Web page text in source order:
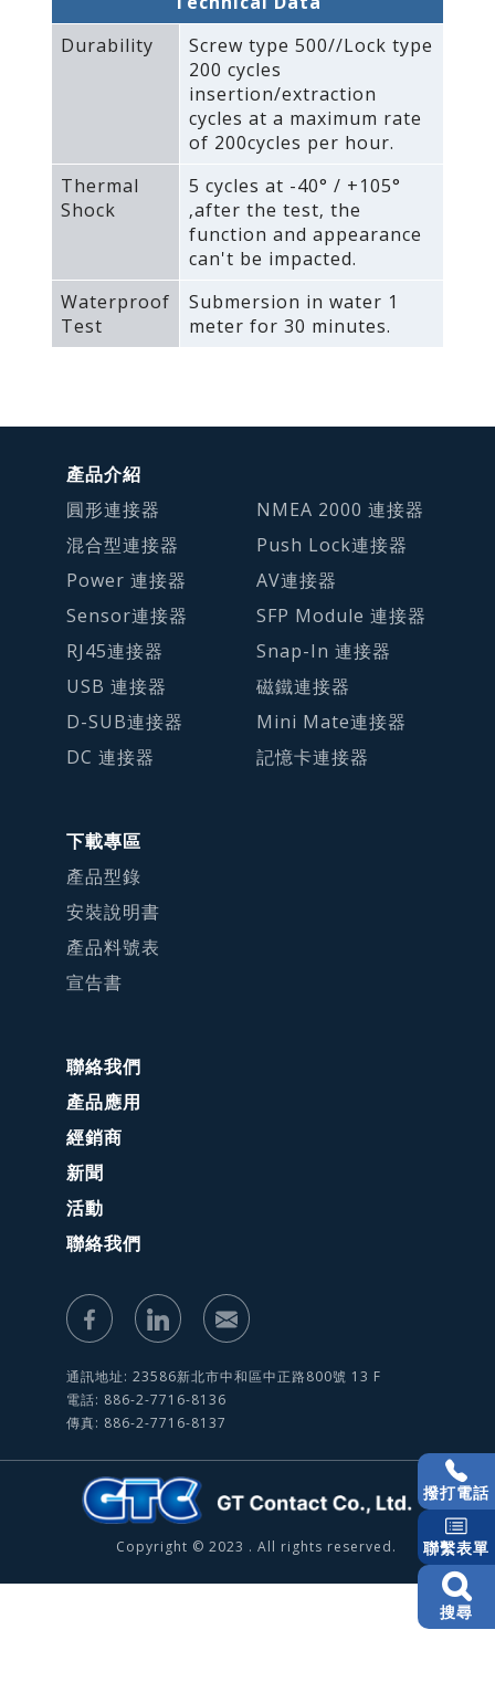
Durability
Screw type 500//Lock type
200 cycles
insertion/extraction
cycles at a maximum rate
of 200cycles per hour.
Thermal
Shock
5 cycles at -40° / +105°
‚after the test‚ the
function and appearance
can't be impacted.
Waterproof
Test
Submersion in water 1
meter for 30 minutes.
產品介紹
圓形連接器
混合型連接器
Power 連接器
Sensor連接器
RJ45連接器
USB 連接器
D-SUB連接器
DC 連接器
NMEA 2000 連接器
Push Lock連接器
AV連接器
SFP Module 連接器
Snap-In 連接器
磁鐵連接器
Mini Mate連接器
記憶卡連接器
下載專區
產品型錄
安裝說明書
產品料號表
宣告書
聯絡我們
產品應用
經銷商
新聞
活動
聯絡我們
通訊地址: 23586新北市中和區中正路800號 13 F
電話: 886-2-7716-8136
傳真: 886-2-7716-8137
Copyright © 2023 . All rights reserved.
撥打電話
聯繫表單
搜尋